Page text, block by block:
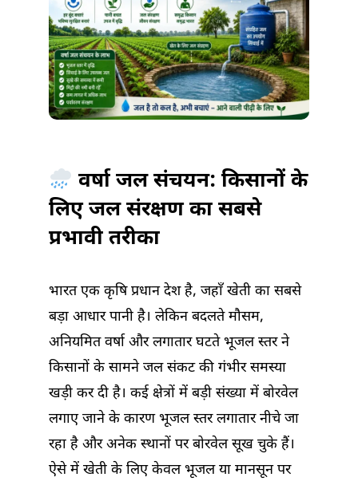
जल
संरक्षण
का
सबसे
प्रभावी
वर्षा जल संचयन: किसानों के
लिए जल संरक्षण का सबसे
प्रभावी तरीका
भारत एक कृषि प्रधान देश है, जहाँ खेती का सबसे
बड़ा आधार पानी है। लेकिन बदलते मौसम,
अनियमित वर्षा और लगातार घटते भूजल स्तर ने
किसानों के सामने जल संकट की गंभीर समस्या
खड़ी कर दी है। कई क्षेत्रों में बड़ी संख्या में बोरवेल
लगाए जाने के कारण भूजल स्तर लगातार नीचे जा
रहा है और अनेक स्थानों पर बोरवेल सूख चुके हैं।
ऐसे में खेती के लिए केवल भूजल या मानसून पर